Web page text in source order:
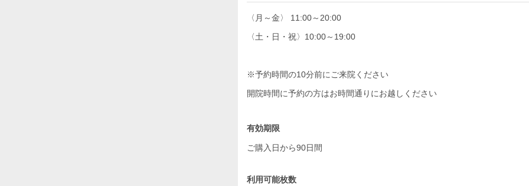
〈月～金〉 11:00～20:00
〈土・日・祝〉10:00～19:00
※予約時間の10分前にご来院ください
開院時間に予約の方はお時間通りにお越しください
有効期限
ご購入日から90日間
利用可能枚数